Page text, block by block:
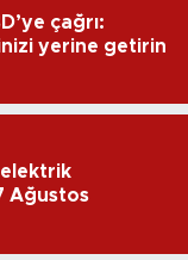
çağrı:
yerine getirin
Ağustos